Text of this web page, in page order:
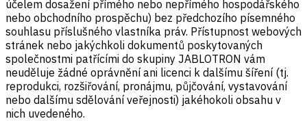
účelem dosažení přímého nebo nepřímého hospodářského
nebo obchodního prospěchu) bez předchozího písemného
souhlasu příslušného vlastníka práv. Přístupnost webových
stránek nebo jakýchkoli dokumentů poskytovaných
společnostmi patřícími do skupiny JABLOTRON vám
neuděluje žádné oprávnění ani licenci k dalšímu šíření (tj.
reprodukci, rozšiřování, pronájmu, půjčování, vystavování
nebo dalšímu sdělování veřejnosti) jakéhokoli obsahu v
nich uvedeného.